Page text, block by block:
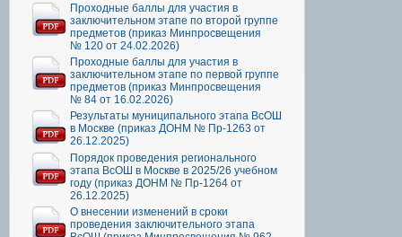
Проходные баллы для участия в
заключительном этапе по второй группе
предметов (приказ Минпросвещения
№ 120 от 24.02.2026)
Проходные баллы для участия в
заключительном этапе по первой группе
предметов (приказ Минпросвещения
№ 84 от 16.02.2026)
Результаты муниципального этапа ВсОШ
в Москве (приказ ДОНМ № Пр-1263 от
26.12.2025)
Порядок проведения регионального
этапа ВсОШ в Москве в 2025/26 учебном
году (приказ ДОНМ № Пр-1264 от
26.12.2025)
О внесении изменений в сроки
проведения заключительного этапа